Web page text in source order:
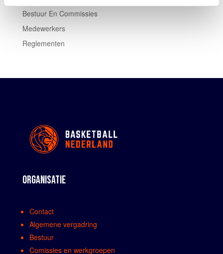
Bestuur En Commissies
Medewerkers
Reglementen
ORGANISATIE
Contact
Algemene vergadring
Bestuur
Comissies en werkgroepen